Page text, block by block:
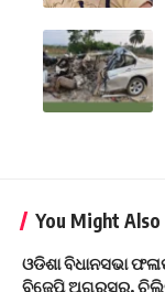
You Might
ଓଡିଶା ବିଧାନସଭା
ବିଜେପି ଅଗ୍ରସର,